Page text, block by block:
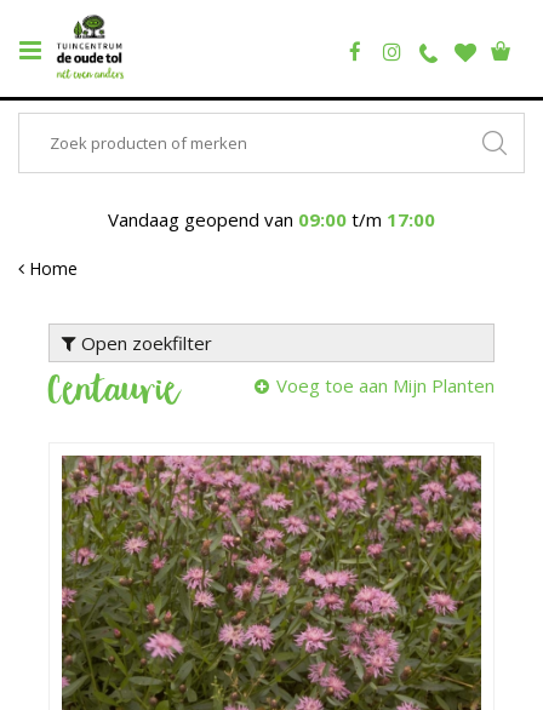
Vandaag geopend van 09:00 t/m 17:00
Home
Open zoekfilter
Centaurie Voeg toe aan Mijn Planten